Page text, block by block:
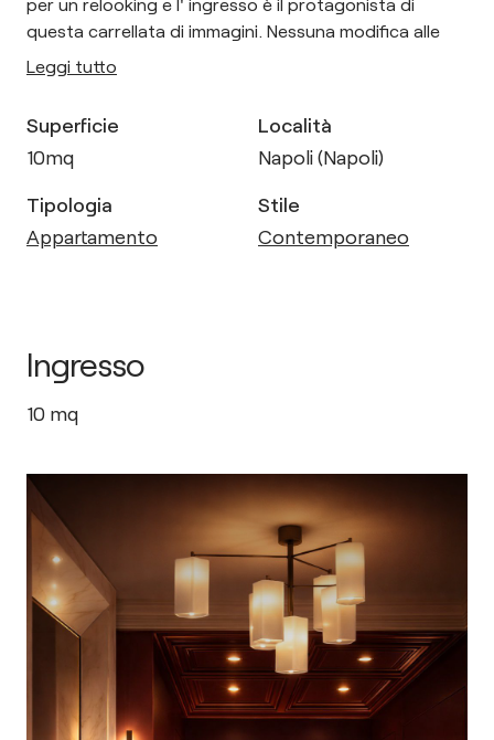
questa carrellata di immagini. Nessuna modifica alle
Leggi tutto
Superficie
10mq
Località
Napoli (Napoli)
Tipologia
Appartamento
Stile
Contemporaneo
Ingresso
10 mq